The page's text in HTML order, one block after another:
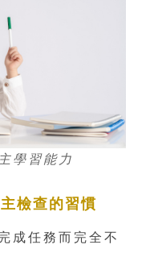
學習能力
檢查的習慣
成任務而完全不